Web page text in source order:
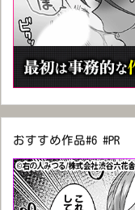
おすすめ作品#6 #PR